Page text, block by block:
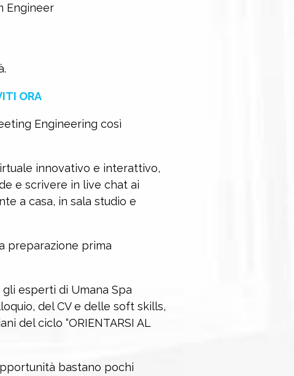
Engineer
ORA
Engineering così
innovativo e interattivo,
e scrivere in live chat ai
a casa, in sala studio e
preparazione prima
esperti di Umana Spa
del CV e delle soft skills,
del ciclo “ORIENTARSI AL
bastano pochi